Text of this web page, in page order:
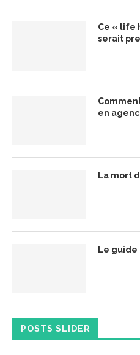
Ce « life
serait
en
La mort
Le
POSTS SLIDER